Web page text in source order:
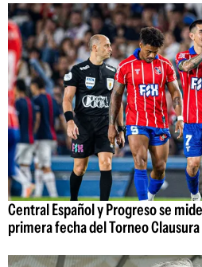
Central Español y Progreso se
primera fecha del Torneo Clausura